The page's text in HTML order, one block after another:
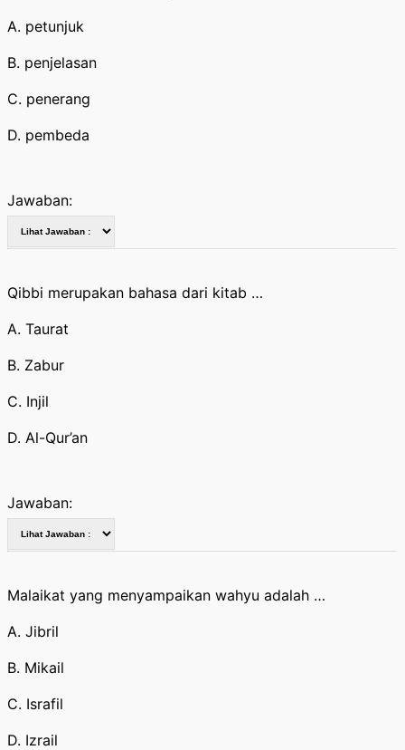
A. petunjuk
B. penjelasan
C. penerang
D. pembeda
Jawaban:
Qibbi merupakan bahasa dari kitab …
A. Taurat
B. Zabur
C. Injil
D. Al-Qur’an
Jawaban:
Malaikat yang menyampaikan wahyu adalah …
A. Jibril
B. Mikail
C. Israfil
D. Izrail